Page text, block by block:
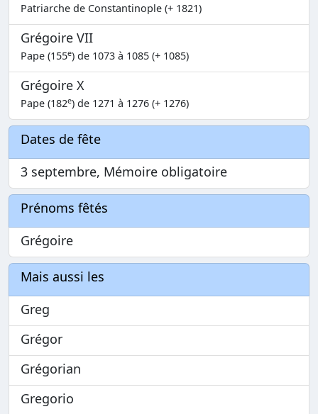
Patriarche de Constantinople (+ 1821)
Grégoire VII
Pape (155e) de 1073 à 1085 (+ 1085)
Grégoire X
Pape (182e) de 1271 à 1276 (+ 1276)
Dates de fête
3 septembre, Mémoire obligatoire
Prénoms fêtés
Grégoire
Mais aussi les
Greg
Grégor
Grégorian
Gregorio